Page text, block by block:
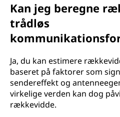
Kan jeg beregne
trådløs
Ja, du kan estimere
baseret på faktorer som
sendereffekt og
virkelige verden kan dog
rækkevidde.